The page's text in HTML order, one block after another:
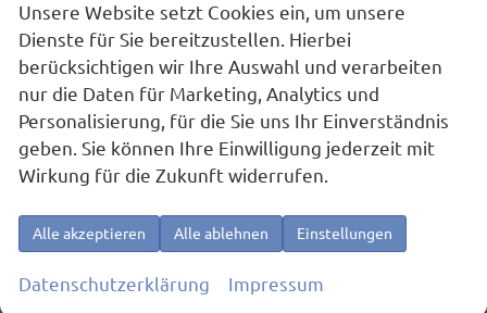
SICHERHEIT:
(EM2) Ablenkungs- und Müdigkeitserkennung
(6K2) ""FRONT ASSIST"" Radarbeobachtung des
Raums vor dem Fzg., inkl. City ANB, ohne
adaptive
(UG1) Berganfahrassistent
(4UF) Beifahrerairbag-Deaktivierung
(2H5) Drive Mode Select ohne Chassis Presets
(7X2) Einparkhilfe vorne und hinten
(ESP)
Unsere Website setzt Cookies ein, um unsere
Dienste für Sie bereitzustellen. Hierbei
berücksichtigen wir Ihre Auswahl und verarbeiten
nur die Daten für Marketing, Analytics und
Personalisierung, für die Sie uns Ihr Einverständnis
geben. Sie können Ihre Einwilligung jederzeit mit
Wirkung für die Zukunft widerrufen.
Alle akzeptieren Alle ablehnen Einstellungen
Datenschutzerklärung Impressum